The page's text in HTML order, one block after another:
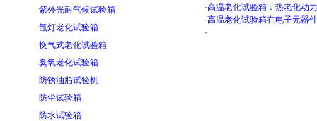
紫外光耐气候试验箱
氙灯老化试验箱
换气式老化试验箱
臭氧老化试验箱
防锈油脂试验机
防尘试验箱
防水试验箱
·高温老化试验箱：热老化动
·高温老化试验箱在电子元器
·